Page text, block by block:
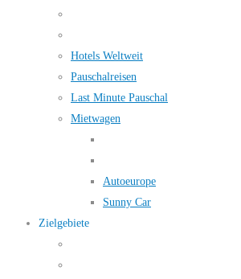
Hotels Weltweit
Pauschalreisen
Last Minute Pauschal
Mietwagen
Autoeurope
Sunny Car
Zielgebiete